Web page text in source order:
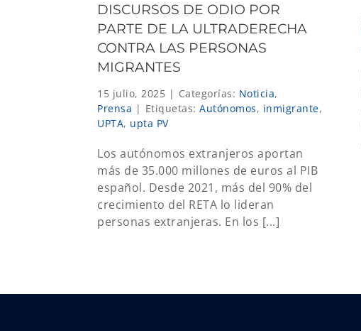
DISCURSOS DE ODIO POR
PARTE DE LA ULTRADERECHA
CONTRA LAS PERSONAS
MIGRANTES
15 julio, 2025 | Categorías: Noticia,
Prensa | Etiquetas: Autónomos, inmigrante,
UPTA, upta PV
Los autónomos extranjeros aportan
más de 35.000 millones de euros al PIB
español. Desde 2021, más del 90% del
crecimiento del RETA lo lideran
personas extranjeras. En los [...]